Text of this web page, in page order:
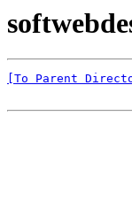
[To Parent